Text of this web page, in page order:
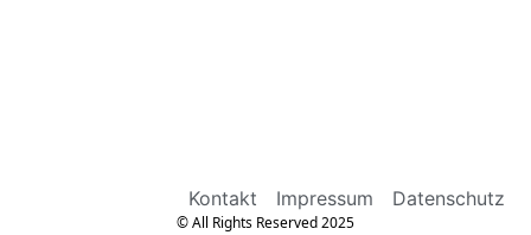
Kontakt Impressum Datenschutz
© All Rights Reserved 2025